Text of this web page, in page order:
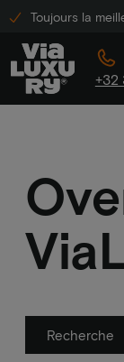
Toujours la
+32
Recherche